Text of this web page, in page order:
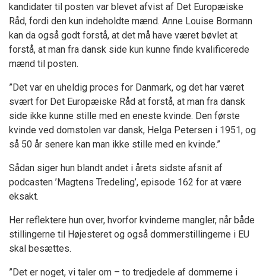
kandidater til posten var blevet afvist af Det Europæiske
Råd, fordi den kun indeholdte mænd. Anne Louise Bormann
kan da også godt forstå, at det må have været bøvlet at
forstå, at man fra dansk side kun kunne finde kvalificerede
mænd til posten.
”Det var en uheldig proces for Danmark, og det har været
svært for Det Europæiske Råd at forstå, at man fra dansk
side ikke kunne stille med en eneste kvinde. Den første
kvinde ved domstolen var dansk, Helga Petersen i 1951, og
så 50 år senere kan man ikke stille med en kvinde.”
Sådan siger hun blandt andet i årets sidste afsnit af
podcasten ’Magtens Tredeling’, episode 162 for at være
eksakt.
Her reflektere hun over, hvorfor kvinderne mangler, når både
stillingerne til Højesteret og også dommerstillingerne i EU
skal besættes.
”Det er noget, vi taler om – to tredjedele af dommerne i